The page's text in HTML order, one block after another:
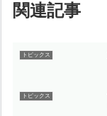
関連記事
トピックス
トピックス